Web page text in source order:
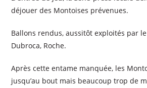
déjouer des Montoises prévenues.
Ballons rendus, aussitôt exploités par
Dubroca, Roche.
Après cette entame manquée, les
jusqu’au bout mais beaucoup trop de